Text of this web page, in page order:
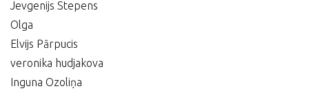
Jevgenijs Stepens
Olga
Elvijs Pārpucis
veronika hudjakova
Inguna Ozoliņa